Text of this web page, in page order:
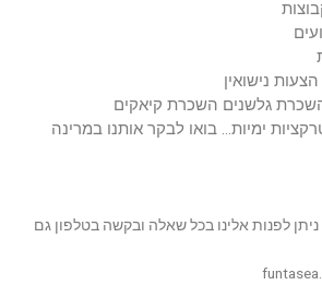
נישואין
גלשנים השכרת קיאקים
ימיות… בואו לבקר אותנו במרינה
לפנות אלינו בכל שאלה ובקשה בטלפון גם